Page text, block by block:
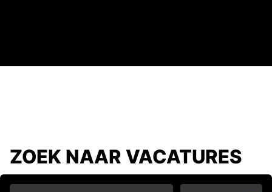
ZOEK NAAR VACATURES